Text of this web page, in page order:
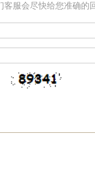
客服会尽快给您准确的